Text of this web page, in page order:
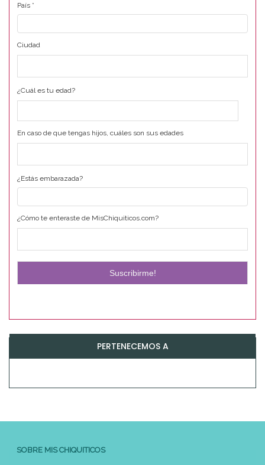
País *
Ciudad
¿Cuál es tu edad?
En caso de que tengas hijos, cuáles son sus edades
¿Estás embarazada?
¿Cómo te enteraste de MisChiquiticos.com?
PERTENECEMOS A
SOBRE MIS CHIQUITICOS